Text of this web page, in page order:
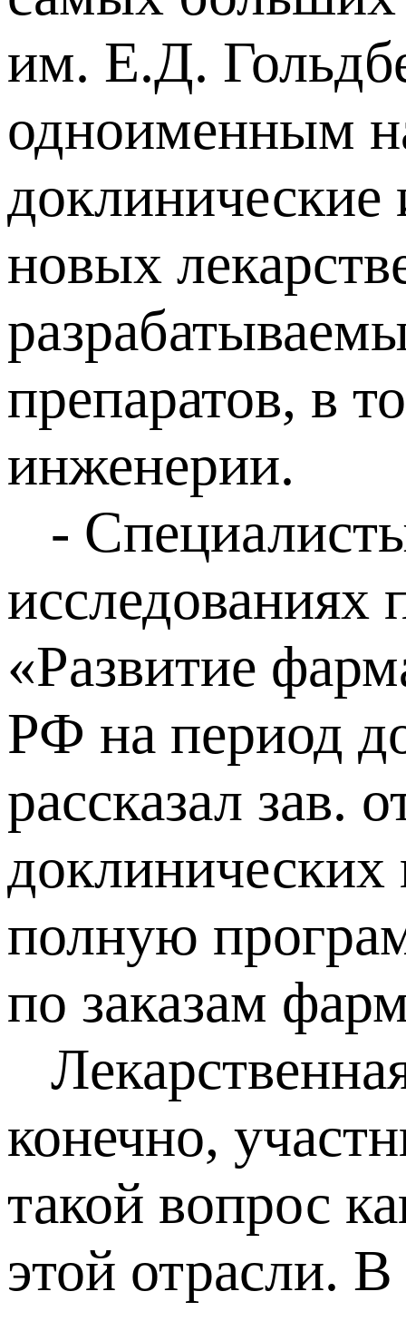
им. Е.Д.
одноименным
доклинические
новых
препаратов, в
инженерии.
-
исследованиях
«Развитие
РФ на период
рассказал зав.
полную
по заказам
конечно,
такой вопрос
этой отрасли.